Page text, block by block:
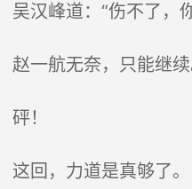
吴汉峰道：“伤不了，
赵一航无奈，只能继续
砰！
这回，力道是真够了。